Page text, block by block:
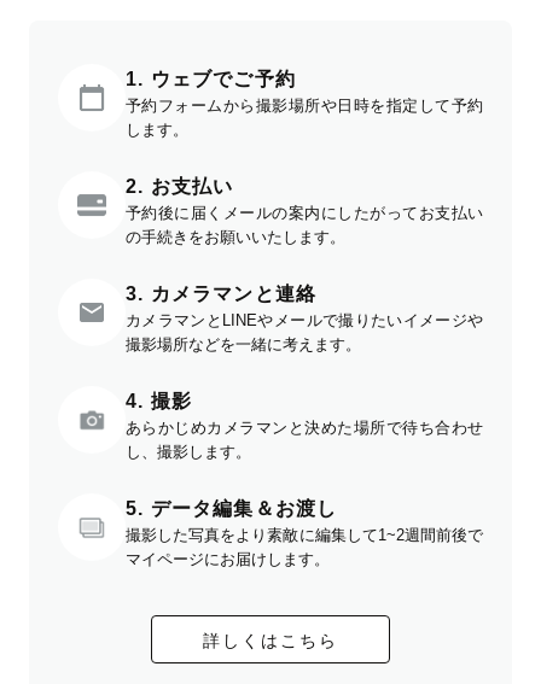
1. ウェブでご予約
予約フォームから撮影場所や日時を指定して予約
します。
2. お支払い
予約後に届くメールの案内にしたがってお支払い
の手続きをお願いいたします。
3. カメラマンと連絡
カメラマンとLINEやメールで撮りたいイメージや
撮影場所などを一緒に考えます。
4. 撮影
あらかじめカメラマンと決めた場所で待ち合わせ
し、撮影します。
5. データ編集＆お渡し
撮影した写真をより素敵に編集して1~2週間前後で
マイページにお届けします。
詳しくはこちら